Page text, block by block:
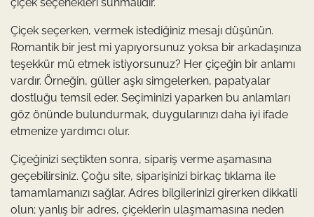
Çiçek seçerken, vermek istediğiniz mesajı düşünün.
Romantik bir jest mi yapıyorsunuz yoksa bir arkadaşınıza
teşekkür mü etmek istiyorsunuz? Her çiçeğin bir anlamı
vardır. Örneğin, güller aşkı simgelerken, papatyalar
dostluğu temsil eder. Seçiminizi yaparken bu anlamları
göz önünde bulundurmak, duygularınızı daha iyi ifade
etmenize yardımcı olur.
Çiçeğinizi seçtikten sonra, sipariş verme aşamasına
geçebilirsiniz. Çoğu site, siparişinizi birkaç tıklama ile
tamamlamanızı sağlar. Adres bilgilerinizi girerken dikkatli
olun; yanlış bir adres, çiçeklerin ulaşmamasına neden